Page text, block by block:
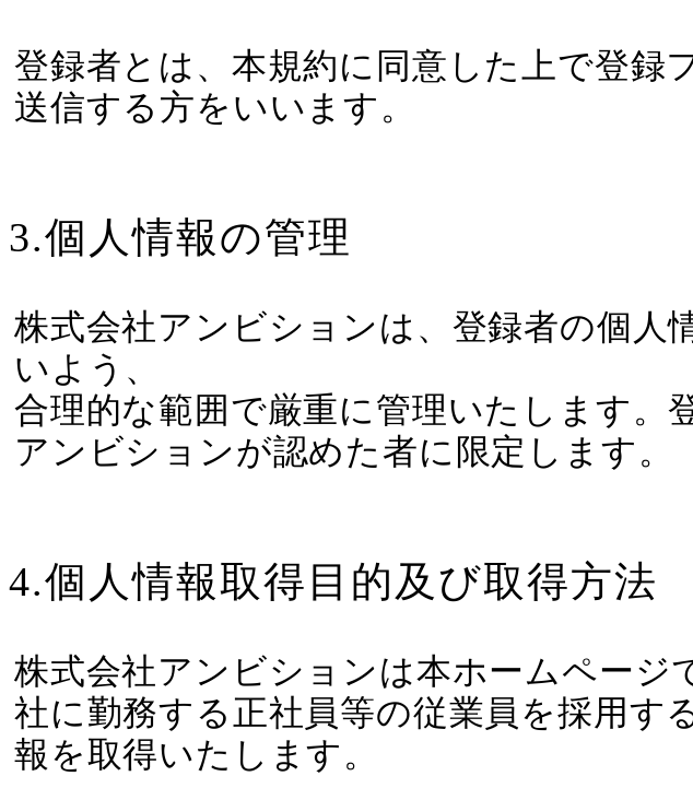
登録者とは、本規約に同意した上で登録
送信する方をいいます。
3.個人情報の管理
株式会社アンビションは、登録者の個人
いよう、
合理的な範囲で厳重に管理いたします。
アンビションが認めた者に限定します。
4.個人情報取得目的及び取得方法
株式会社アンビションは本ホームページ
社に勤務する正社員等の従業員を採用す
報を取得いたします。